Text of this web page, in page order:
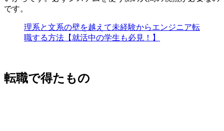
です。
理系と文系の壁を越えて未経験からエンジニア転
職する方法【就活中の学生も必見！】
転職で得たもの